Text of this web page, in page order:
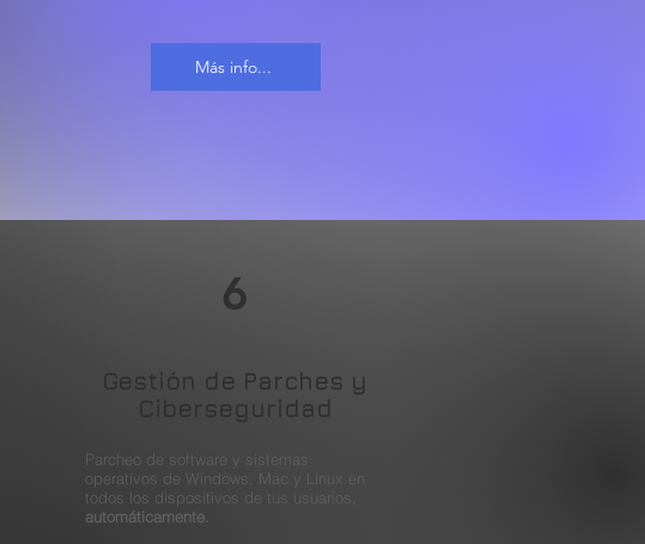
Más info...
6
Gestión de Parches y
Ciberseguridad
Parcheo de software y sistemas
operativos de Windows, Mac y Linux en
todos los dispositivos de tus usuarios,
automáticamente.